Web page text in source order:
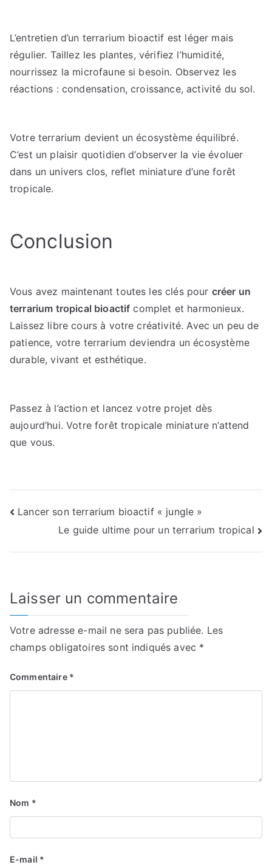
L’entretien d’un terrarium bioactif est léger mais
régulier. Taillez les plantes, vérifiez l’humidité,
nourrissez la microfaune si besoin. Observez les
réactions : condensation, croissance, activité du sol.
Votre terrarium devient un écosystème équilibré.
C’est un plaisir quotidien d’observer la vie évoluer
dans un univers clos, reflet miniature d’une forêt
tropicale.
Conclusion
Vous avez maintenant toutes les clés pour créer un
terrarium tropical bioactif complet et harmonieux.
Laissez libre cours à votre créativité. Avec un peu de
patience, votre terrarium deviendra un écosystème
durable, vivant et esthétique.
Passez à l’action et lancez votre projet dès
aujourd’hui. Votre forêt tropicale miniature n’attend
que vous.
Navigation
Lancer son terrarium bioactif « jungle »
Le guide ultime pour un terrarium tropical
Laisser un commentaire
Votre adresse e-mail ne sera pas publiée. Les
champs obligatoires sont indiqués avec *
Commentaire *
Nom *
E-mail *